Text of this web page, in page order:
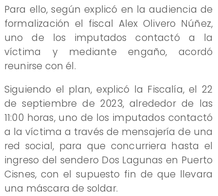
Para ello, según explicó en la audiencia de
formalización el fiscal Alex Olivero Núñez,
uno de los imputados contactó a la
víctima y mediante engaño, acordó
reunirse con él.
Siguiendo el plan, explicó la Fiscalía, el 22
de septiembre de 2023, alrededor de las
11:00 horas, uno de los imputados contactó
a la víctima a través de mensajería de una
red social, para que concurriera hasta el
ingreso del sendero Dos Lagunas en Puerto
Cisnes, con el supuesto fin de que llevara
una máscara de soldar.